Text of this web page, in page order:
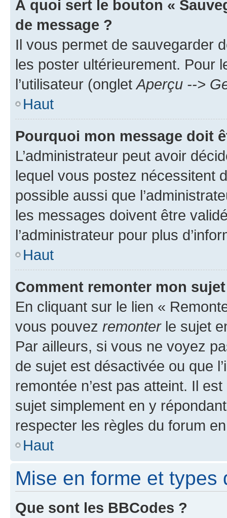
À quoi sert le bouton «
de message ?
Il vous permet de sauvegarder
les poster ultérieurement. Pour
l’utilisateur (onglet Aperçu -->
Haut
Pourquoi mon message doit
L’administrateur peut avoir
lequel vous postez nécessitent
possible aussi que
les messages doivent être
l’administrateur pour plus
Haut
Comment remonter mon
En cliquant sur le lien «
vous pouvez remonterle sujet
Par ailleurs, si vous ne voyez
de sujet est désactivée ou que
remontée n’est pas atteint. Il
sujet simplement en y
respecter les règles du forum
Haut
Mise en forme et types
Que sont les BBCodes ?